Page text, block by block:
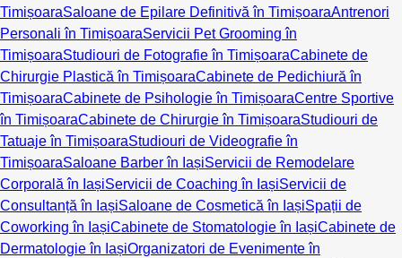
TimișoaraSaloane de Epilare Definitivă în TimișoaraAntrenori
Personali în TimișoaraServicii Pet Grooming în
TimișoaraStudiouri de Fotografie în TimișoaraCabinete de
Chirurgie Plastică în TimișoaraCabinete de Pedichiură în
TimișoaraCabinete de Psihologie în TimișoaraCentre Sportive
în TimișoaraCabinete de Chirurgie în TimișoaraStudiouri de
Tatuaje în TimișoaraStudiouri de Videografie în
TimișoaraSaloane Barber în IașiServicii de Remodelare
Corporală în IașiServicii de Coaching în IașiServicii de
Consultanță în IașiSaloane de Cosmetică în IașiSpații de
Coworking în IașiCabinete de Stomatologie în IașiCabinete de
Dermatologie în IașiOrganizatori de Evenimente în